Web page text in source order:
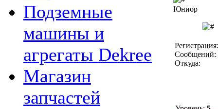
Подземные
машины и
агрегаты Dekree
Магазин
запчастей
Юниор
Сообщений:
Откуда: